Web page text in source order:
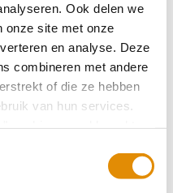
Ook delen we
onze site met onze
en analyse. Deze
combineren met andere
of die ze hebben
van hun services.
lezen over onze
button linksonder op
mensen uit een
en Emotie